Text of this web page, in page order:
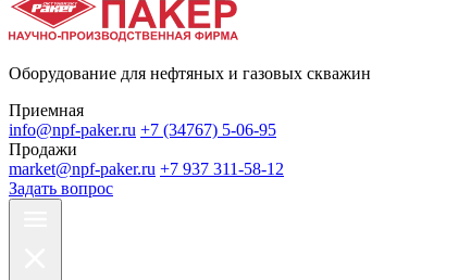
Оборудование для нефтяных и газовых скважин
Приемная
info@npf-paker.ru +7 (34767) 5-06-95
Продажи
market@npf-paker.ru +7 937 311-58-12
Задать вопрос